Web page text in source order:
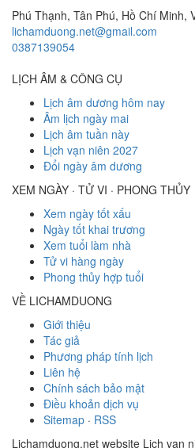
Phú Thạnh, Tân Phú, Hồ Chí Minh,
lichamduong.net@gmail.com
0387139054
LỊCH ÂM & CÔNG CỤ
Lịch âm dương hôm nay
Âm lịch ngày mai
Lịch âm tuần này
Lịch vạn niên 2027
Đổi ngày âm dương
XEM NGÀY · TỬ VI · PHONG THỦY
Xem ngày tốt xấu
Ngày tốt khai trương
Xem tuổi làm nhà
Tử vi hàng ngày
Phong thủy hợp tuổi
VỀ LICHAMDUONG
Giới thiệu
Tác giả
Phương pháp tính lịch
Liên hệ
Chính sách bảo mật
Điều khoản dịch vụ
Sitemap · RSS
Lichamduong.net website Lịch vạn